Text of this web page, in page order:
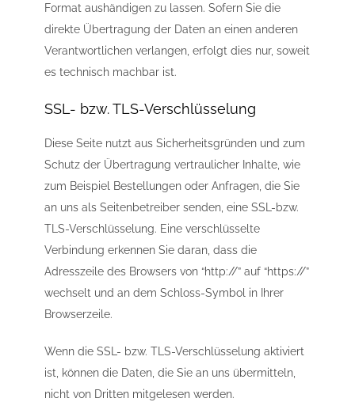
Format aushändigen zu lassen. Sofern Sie die
direkte Übertragung der Daten an einen anderen
Verantwortlichen verlangen, erfolgt dies nur, soweit
es technisch machbar ist.
SSL- bzw. TLS-Verschlüsselung
Diese Seite nutzt aus Sicherheitsgründen und zum
Schutz der Übertragung vertraulicher Inhalte, wie
zum Beispiel Bestellungen oder Anfragen, die Sie
an uns als Seitenbetreiber senden, eine SSL-bzw.
TLS-Verschlüsselung. Eine verschlüsselte
Verbindung erkennen Sie daran, dass die
Adresszeile des Browsers von “http://” auf “https://”
wechselt und an dem Schloss-Symbol in Ihrer
Browserzeile.
Wenn die SSL- bzw. TLS-Verschlüsselung aktiviert
ist, können die Daten, die Sie an uns übermitteln,
nicht von Dritten mitgelesen werden.